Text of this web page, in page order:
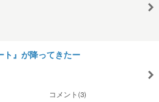
』が降ってきたー
コメント(3)